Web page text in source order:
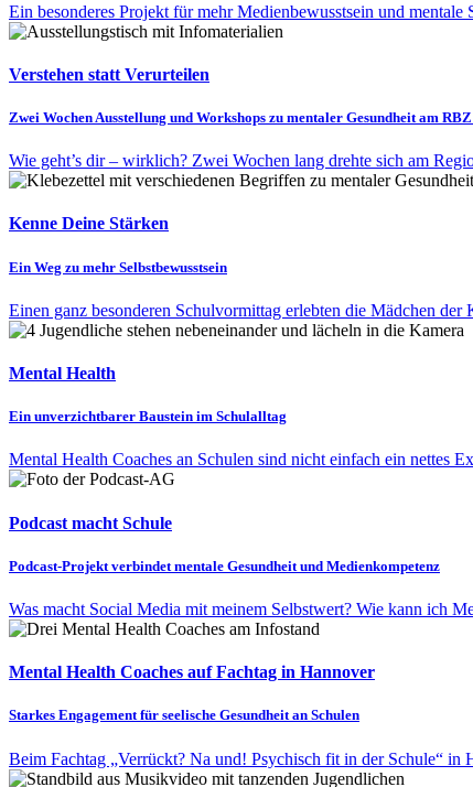
Ein besonderes Projekt für mehr Medienbewusstsein und
Verstehen statt Verurteilen
Zwei Wochen Ausstellung und Workshops zu mentaler Gesundheit am
Wie geht’s dir – wirklich? Zwei Wochen lang drehte sich am
Kenne Deine Stärken
Ein Weg zu mehr Selbstbewusstsein
Einen ganz besonderen Schulvormittag erlebten die Mädchen der
Mental Health
Ein unverzichtbarer Baustein im Schulalltag
Mental Health Coaches an Schulen sind nicht einfach ein nettes
Podcast macht Schule
Podcast-Projekt verbindet mentale Gesundheit und Medienkompetenz
Was macht Social Media mit meinem Selbstwert? Wie kann ich
Mental Health Coaches auf Fachtag in Hannover
Starkes Engagement für seelische Gesundheit an Schulen
Beim Fachtag „Verrückt? Na und! Psychisch fit in der Schule“ in